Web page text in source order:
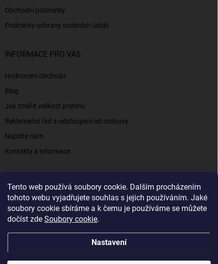
Tento web používá soubory cookie. Dalším procházením
tohoto webu vyjadřujete souhlas s jejich používáním. Jaké
soubory cookie sbíráme a k čemu je používáme se můžete
dočíst zde Soubory cookie.
Nastavení
Obchodní podmínky
Podmínky ochrany osobních údajů
INFORMACE PRO VÁS
Hodnocení obchodu
Blog
Jak změřit velikost prstenu
Reklamační řád a odstoupení od smlouvy
Napište nám
Kontakty a informace
Elenys.cz - šperky, kterým věříte už od roku 2016
Vytvořil Shoptet